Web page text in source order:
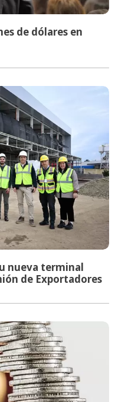
de dólares en
nueva terminal
de Exportadores